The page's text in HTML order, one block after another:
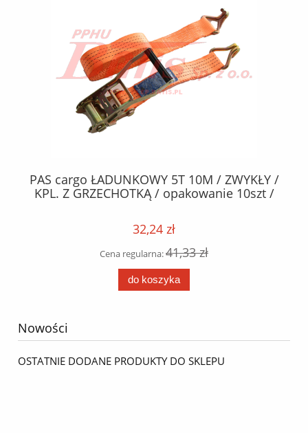
PAS cargo ŁADUNKOWY 5T 10M / ZWYKŁY /
KPL. Z GRZECHOTKĄ / opakowanie 10szt /
32,24 zł
Cena regularna:41,33 zł
do koszyka
Nowości
OSTATNIE DODANE PRODUKTY DO SKLEPU